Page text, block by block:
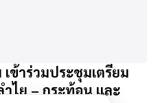
ข้าร่วมประชุมเตรียม
ำไย – กระท้อน และ